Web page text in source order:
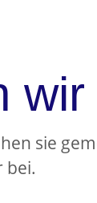
sie
bei.